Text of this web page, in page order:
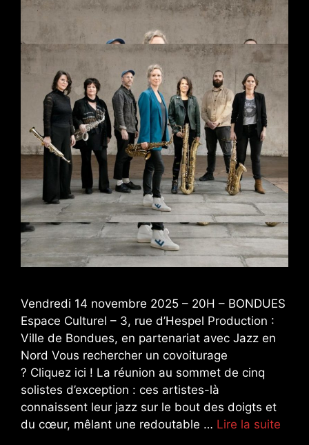
Vendredi 14 novembre 2025 – 20H – BONDUES
Espace Culturel – 3, rue d’Hespel Production :
Ville de Bondues, en partenariat avec Jazz en
Nord Vous rechercher un covoiturage
? Cliquez ici ! La réunion au sommet de cinq
solistes d’exception : ces artistes-là
connaissent leur jazz sur le bout des doigts et
du cœur, mêlant une redoutable … Lire la suite